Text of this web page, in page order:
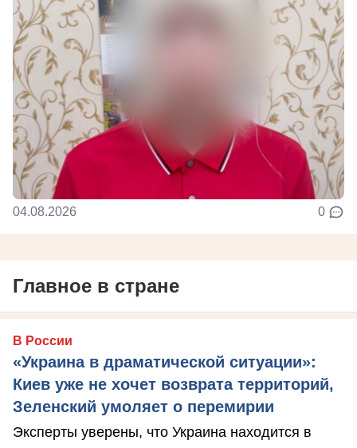
04.08.2026 0
Главное в стране
В России
«Украина в драматической ситуации»:
Киев уже не хочет возврата территорий,
Зеленский умоляет о перемирии
Эксперты уверены, что Украина находится в